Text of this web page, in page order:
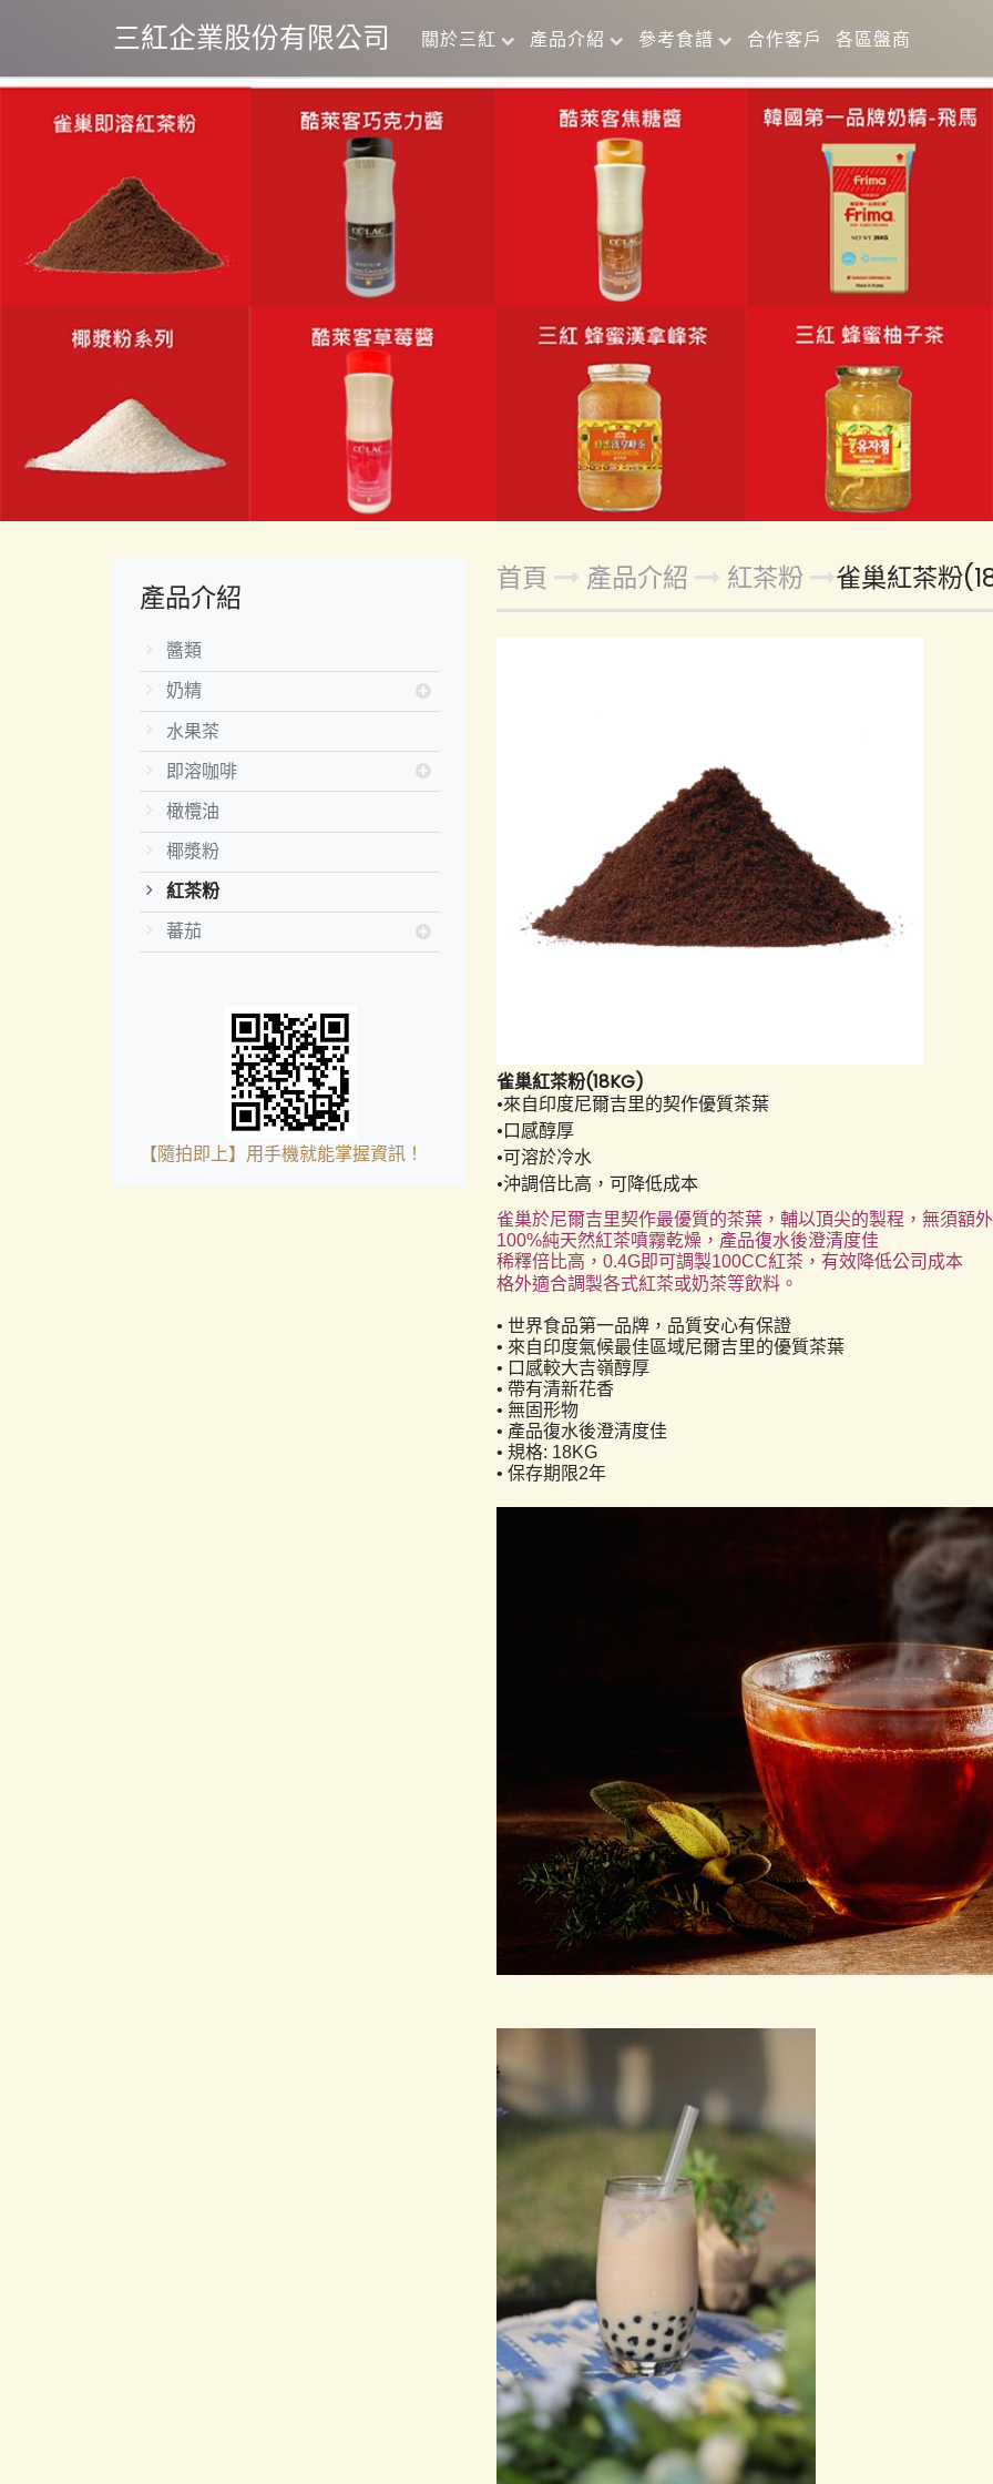
三紅企業股份有限公司 關於三紅 產品介紹 參考食譜 合作客戶 各區盤商
產品介紹
醬類
奶精
水果茶
即溶咖啡
橄欖油
椰漿粉
紅茶粉
蕃茄
【隨拍即上】用手機就能掌握資訊！
首頁 產品介紹 紅茶粉 雀巢紅茶粉
雀巢紅茶粉(18KG)
•來自印度尼爾吉里的契作優質茶葉
•口感醇厚
•可溶於冷水
•沖調倍比高，可降低成本
雀巢於尼爾吉里契作最優質的茶葉，輔以頂尖的製程，無須額
100%純天然紅茶噴霧乾燥，產品復水後澄清度佳
稀釋倍比高， 0.4G即可調製100CC紅茶，有效降低公司成本
格外適合調製各式紅茶或奶茶等飲料。
• 世界食品第一品牌，品質安心有保證
• 來自印度氣候最佳區域尼爾吉里的優質茶葉
• 口感較大吉嶺醇厚
• 帶有清新花香
• 無固形物
• 產品復水後澄清度佳
• 規格: 18KG
• 保存期限2年